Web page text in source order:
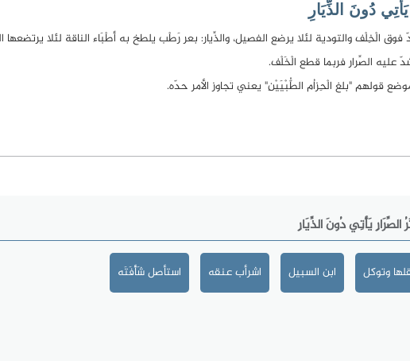
دُونَ الذِّيَارِ
الْخِلْف والتودية لئلا يرضع الفصيل، والذِّيار: بعر رَطْب يلطخ به أطْبَاء الناقة لئلا يرتضعها
الصِّرار فربما قطع الْخَلْف.
قولهم "بلغ الْحِزاُم الطُّبْيَيْنِ" يعني تجاوز الأمر حدّه.
الصِّرَارِ يَأْتِي دُونَ الذِّيَارِ
وتوكل ابن السبيل اشرأب عنقه استأصل شَأْفَتَه